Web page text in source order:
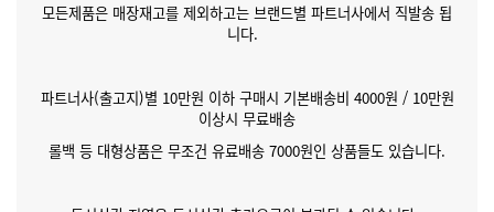
모든제품은 매장재고를 제외하고는 브랜드별 파트너사에서 직발송 됩
니다.
파트너사(출고지)별 10만원 이하 구매시 기본배송비 4000원 / 10만원
이상시 무료배송
롤백 등 대형상품은 무조건 유료배송 7000원인 상품들도 있습니다.